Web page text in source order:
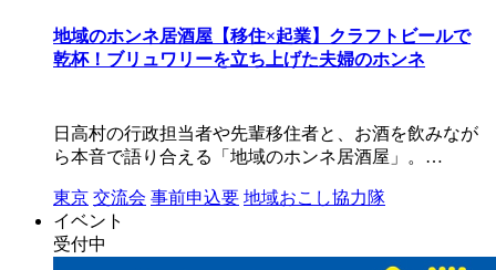
地域のホンネ居酒屋【移住×起業】クラフトビールで
乾杯！ブリュワリーを立ち上げた夫婦のホンネ
日高村の行政担当者や先輩移住者と、お酒を飲みなが
ら本音で語り合える「地域のホンネ居酒屋」。…
東京 交流会 事前申込要 地域おこし協力隊
イベント
受付中